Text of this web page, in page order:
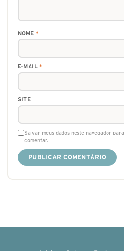
NOME *
E-MAIL*
SITE
Salvar meus dados neste navegador
comentar.